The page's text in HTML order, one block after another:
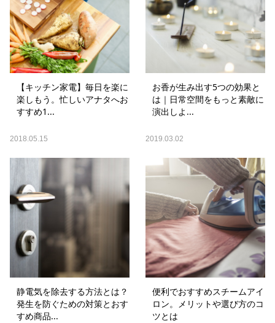
【キッチン家電】毎日を楽に
楽しもう。忙しいアナタへお
すすめ1...
2018.05.15
お香が生み出す5つの効果と
は｜日常空間をもっと素敵に
演出しよ...
2019.03.02
静電気を除去する方法とは？
発生を防ぐための対策とおす
すめ商品...
便利でおすすめスチームアイ
ロン。メリットや選び方のコ
ツとは